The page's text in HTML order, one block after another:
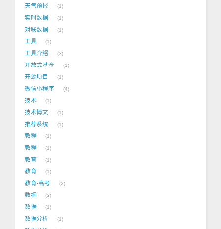
天气预报 1
实时数据 1
对联数据 1
工具 1
工具介绍 3
开放式基金 1
开源项目 1
微信小程序 4
技术 1
技术博文 1
推荐系统 1
教程 1
教程 1
教育 1
教育 1
教育-高考 2
数据 3
数据 1
数据分析 1